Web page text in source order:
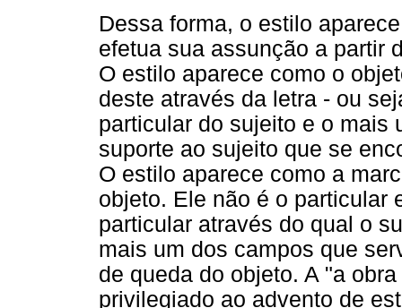
Dessa forma, o estilo
efetua sua assunção a partir
O estilo aparece como o
deste através da letra - ou
particular do sujeito e o mais
suporte ao sujeito que se
O estilo aparece como a
objeto. Ele não é o particular
particular através do qual o
mais um dos campos que
de queda do objeto. A "a
privilegiado ao advento de